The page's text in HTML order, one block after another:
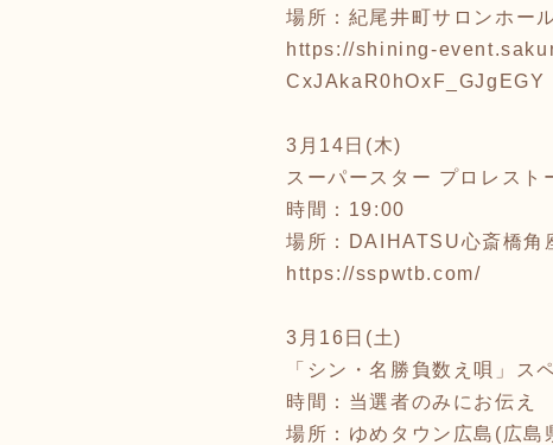
場所：紀尾井町サロンホー
https://shining-
CxJAkaR0hOxF_GJgEGY
3月14日(木)
スーパースター プロレスト
時間：19:00
場所：DAIHATSU心斎橋角
https://sspwtb.com/
3月16日(土)
「シン・名勝負数え唄」ス
時間：当選者のみにお伝え
場所：ゆめタウン広島(広島